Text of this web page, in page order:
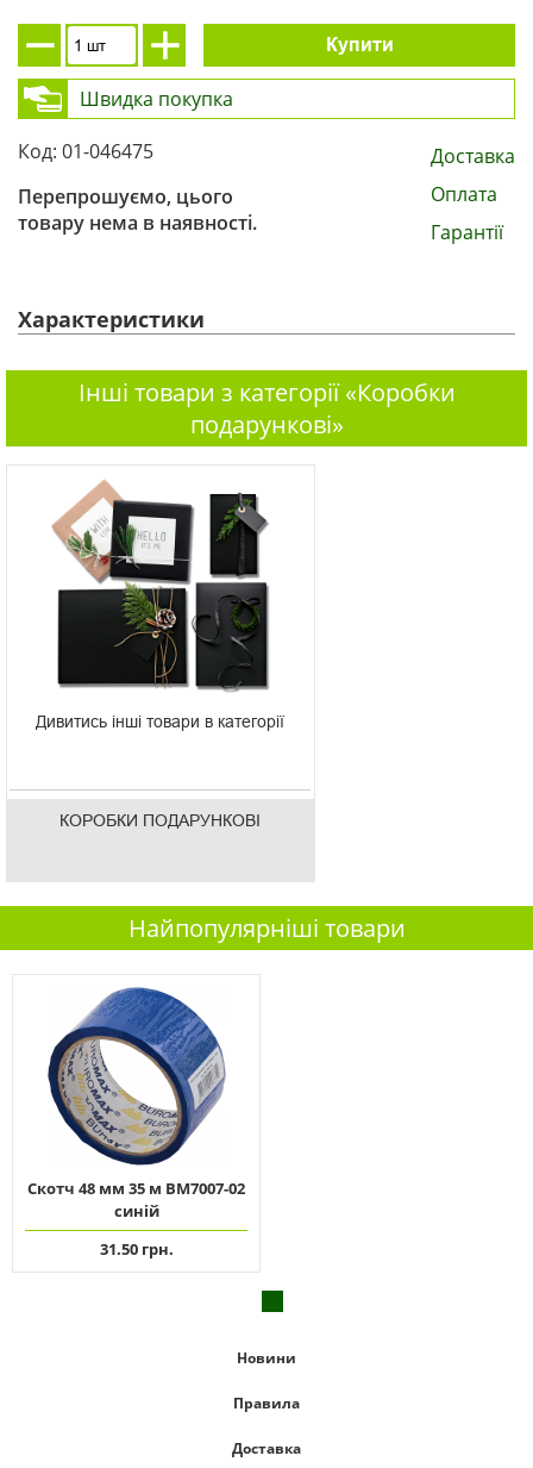
Купити
Швидка покупка
Код: 01-046475
Перепрошуємо, цього
товару нема в наявності.
Доставка
Оплата
Гарантії
Характеристики
Інші товари з категорії «Коробки
подарункові»
Дивитись інші товари в категорії
КОРОБКИ ПОДАРУНКОВІ
Найпопулярніші товари
Скотч 48 мм 35 м ВМ7007-02
синій
31.50 грн.
Новини
Правила
Доставка